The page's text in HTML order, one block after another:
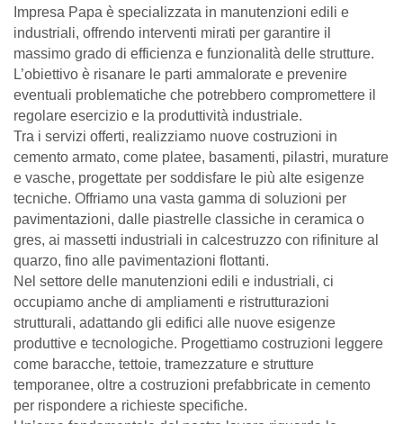
Impresa Papa è specializzata in manutenzioni edili e
industriali, offrendo interventi mirati per garantire il
massimo grado di efficienza e funzionalità delle strutture.
L’obiettivo è risanare le parti ammalorate e prevenire
eventuali problematiche che potrebbero compromettere il
regolare esercizio e la produttività industriale.
Tra i servizi offerti, realizziamo nuove costruzioni in
cemento armato, come platee, basamenti, pilastri, murature
e vasche, progettate per soddisfare le più alte esigenze
tecniche. Offriamo una vasta gamma di soluzioni per
pavimentazioni, dalle piastrelle classiche in ceramica o
gres, ai massetti industriali in calcestruzzo con rifiniture al
quarzo, fino alle pavimentazioni flottanti.
Nel settore delle manutenzioni edili e industriali, ci
occupiamo anche di ampliamenti e ristrutturazioni
strutturali, adattando gli edifici alle nuove esigenze
produttive e tecnologiche. Progettiamo costruzioni leggere
come baracche, tettoie, tramezzature e strutture
temporanee, oltre a costruzioni prefabbricate in cemento
per rispondere a richieste specifiche.